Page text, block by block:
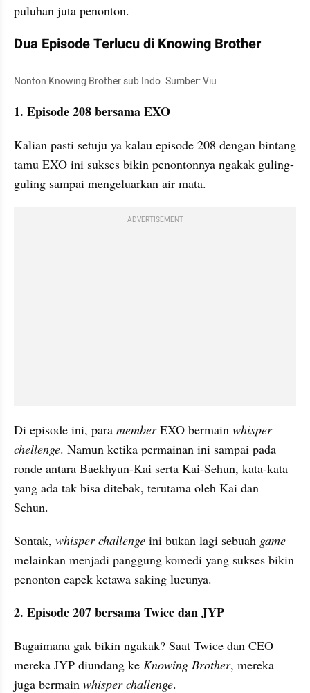
puluhan juta penonton.
Dua Episode Terlucu di Knowing Brother
Nonton Knowing Brother sub Indo. Sumber: Viu
1. Episode 208 bersama EXO
Kalian pasti setuju ya kalau episode 208 dengan bintang
tamu EXO ini sukses bikin penontonnya ngakak guling-
guling sampai mengeluarkan air mata.
ADVERTISEMENT
Di episode ini, para member EXO bermain whisper
chellenge. Namun ketika permainan ini sampai pada
ronde antara Baekhyun-Kai serta Kai-Sehun, kata-kata
yang ada tak bisa ditebak, terutama oleh Kai dan
Sehun.
Sontak, whisper challenge ini bukan lagi sebuah
melainkan menjadi panggung komedi yang sukses bikin
penonton capek ketawa saking lucunya.
2. Episode 207 bersama Twice dan JYP
Bagaimana gak bikin ngakak? Saat Twice dan CEO
mereka JYP diundang ke Knowing Brother, mereka
juga bermain whisper challenge.